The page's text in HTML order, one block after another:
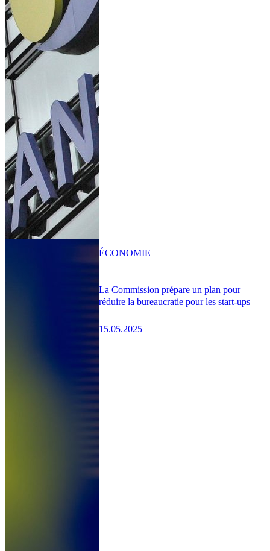
La Commission prépare un plan pour
réduire la bureaucratie pour les start-ups
15.05.2025
ÉCONOMIE